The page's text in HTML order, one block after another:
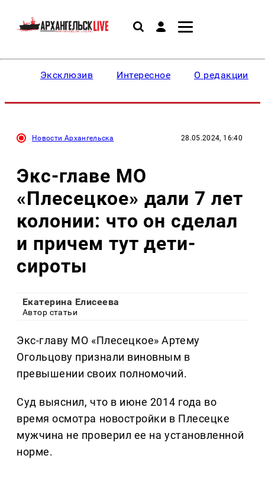
Эксклюзив Интересное О редакции
Новости Архангельска 28.05.2024, 16:40
Экс-главе МО
«Плесецкое» дали 7 лет
колонии: что он сделал
и причем тут дети-
сироты
Екатерина Елисеева
Автор статьи
Экс-главу МО «Плесецкое» Артему
Огольцову признали виновным в
превышении своих полномочий.
Суд выяснил, что в июне 2014 года во
время осмотра новостройки в Плесецке
мужчина не проверил ее на установленной
норме.